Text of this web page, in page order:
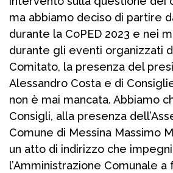
ma abbiamo deciso di partire
durante la CoPED 2023 e nei
durante gli eventi organizzati
Comitato, la presenza del
Alessandro Costa e di
non è mai mancata. Abbiamo
Consigli, alla presenza
Comune di Messina Massimo
un atto di indirizzo che impegni
l’Amministrazione Comunale